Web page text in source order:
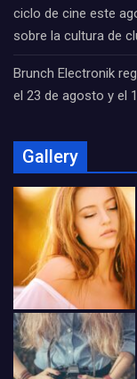
ciclo de cine este
sobre la cultura de
Brunch Electronik
el 23 de agosto y el
Gallery